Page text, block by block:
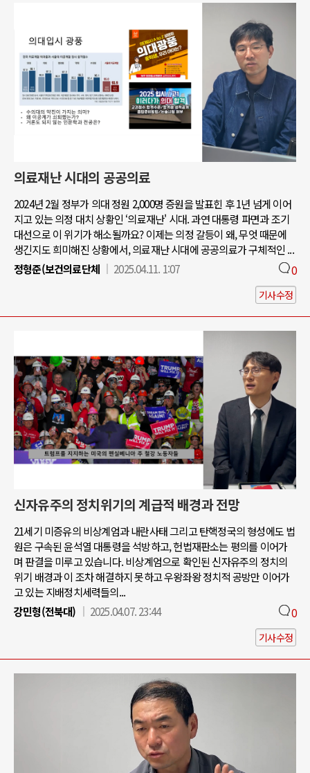
의료재난 시대의 공공의료
2024년 2월 정부가 의대 정원 2,000명 증원을 발표힌 후 1년 넘게 이어
지고 있는 의정 대치 상황인 ‘의료재난' 시대. 과연 대통령 파면과 조기
대선으로 이 위기가 해소될까요? 이제는 의정 갈등이 왜, 무엇 때문에
생긴지도 희미해진 상황에서, 의료재난 시대에 공공의료가 구체적인 ...
정형준(보건의료단체
2025.04.11. 1:07 0
기사수정
신자유주의 정치위기의 계급적 배경과 전망
21세기 미증유의 비상계엄과 내란사태 그리고 탄핵정국의 형성에도 법
원은 구속된 윤석열 대통령을 석방하고, 헌법재판소는 평의를 이어가
며 판결을 미루고 있습니다. 비상계엄으로 확인된 신자유주의 정치의
위기 배경과 이 조차 해결하지 못하고 우왕좌왕 정치적 공방만 이어가
고 있는 지배정치세력들의...
강민형(전북대)
2025.04.07. 23:44 0
기사수정